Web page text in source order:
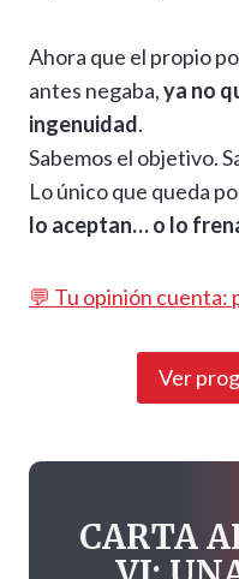
Ahora que el propio
antes negaba,ya no
ingenuidad.
Sabemos el objetivo.
Lo único que queda
lo aceptan… o lo
💬 Tu opinión cuenta:
Ver
CARTA